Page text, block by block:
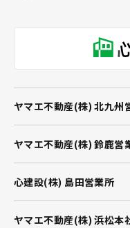
ヤマエ不動産(株) 浜松本
ヤマエ不動産(株) 北九州
ヤマエ不動産(株) 鈴鹿営
心建設(株) 島田営業所